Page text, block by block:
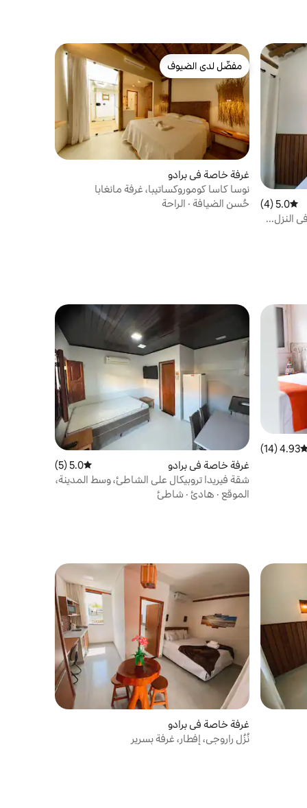
متوسط التقييم 5.0 من 5، 4 مراجعات
5.0 (4)
النزل...
مفضّل لدى الضيوف
مفضّل لدى الضيوف
غرفة خاصة في برادو
نوسا كاسا كوموروكساتيبا، غرفة مانغابا
حُسن الضيافة · الراحة
التقييم 4.93 من 5، 14 مراجعات
4.93 (14)
غرفة خاصة في برادو متوسط التقييم 5.0 من 5، 5 مراجعات
5.0 (5)
شقة فيريدا تروبيكال على الشاطئ، وسط المدينة،
...
الموقع · هادئ · شاطئ
غرفة خاصة في برادو
نُزُل راروجي، إفطار، غرفة بسرير